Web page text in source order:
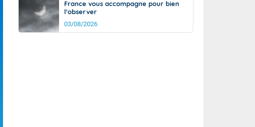
France vous accompagne pour bien
l'observer
03/08/2026